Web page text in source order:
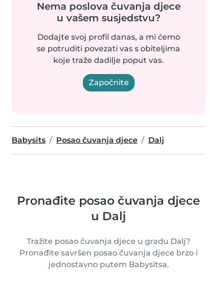
Nema poslova čuvanja djece
u vašem susjedstvu?
Dodajte svoj profil danas, a mi ćemo
se potruditi povezati vas s obiteljima
koje traže dadilje poput vas.
Započnite
Babysits Posao čuvanja djece Dalj
Pronađite posao čuvanja djece
u Dalj
Tražite posao čuvanja djece u gradu Dalj?
Pronađite savršen posao čuvanja djece brzo i
jednostavno putem Babysitsa.